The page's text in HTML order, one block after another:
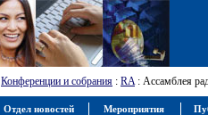
Конференции и собрания : RA: Ассамблея
Отдел новостей Мероприятия